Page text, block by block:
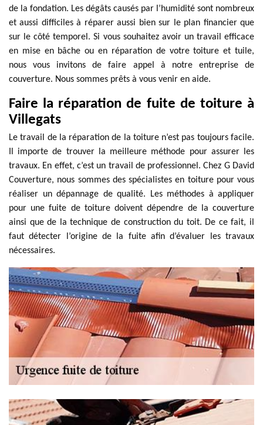
de la fondation. Les dégâts causés par l’humidité sont nombreux
et aussi difficiles à réparer aussi bien sur le plan financier que
sur le côté temporel. Si vous souhaitez avoir un travail efficace
en mise en bâche ou en réparation de votre toiture et tuile,
nous vous invitons de faire appel à notre entreprise de
couverture. Nous sommes prêts à vous venir en aide.
Faire la réparation de fuite de toiture à
Villegats
Le travail de la réparation de la toiture n’est pas toujours facile.
Il importe de trouver la meilleure méthode pour assurer les
travaux. En effet, c’est un travail de professionnel. Chez G David
Couverture, nous sommes des spécialistes en toiture pour vous
réaliser un dépannage de qualité. Les méthodes à appliquer
pour une fuite de toiture doivent dépendre de la couverture
ainsi que de la technique de construction du toit. De ce fait, il
faut détecter l’origine de la fuite afin d’évaluer les travaux
nécessaires.